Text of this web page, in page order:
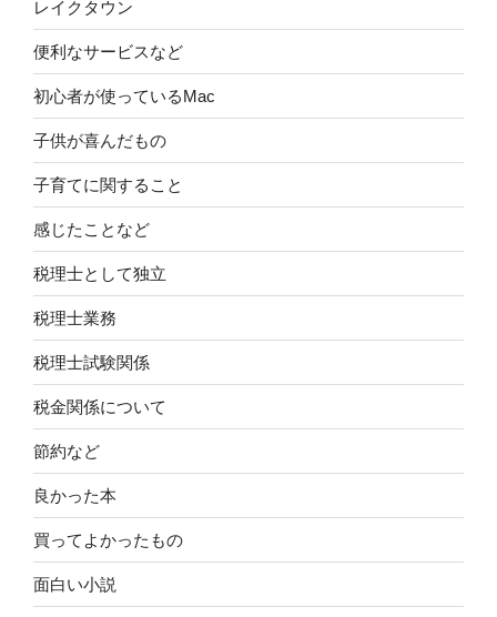
レイクタウン
便利なサービスなど
初心者が使っているMac
子供が喜んだもの
子育てに関すること
感じたことなど
税理士として独立
税理士業務
税理士試験関係
税金関係について
節約など
良かった本
買ってよかったもの
面白い小説